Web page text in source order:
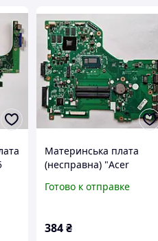
Материнська плата
(несправна) "Acer
V3-574G" N15Q1
Готово к отправке
384 ₴